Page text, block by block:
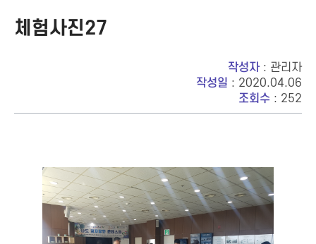
체험사진27
작성자: 관리자
작성일 : 2020.04.06
조회수 : 252